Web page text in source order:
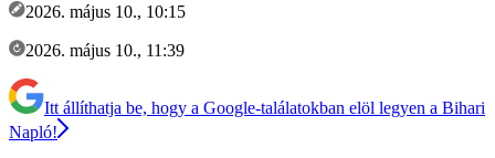
2026. május 10., 10:15
2026. május 10., 11:39
Itt állíthatja be, hogy a Google-találatokban elöl legyen a Bihari
Napló!